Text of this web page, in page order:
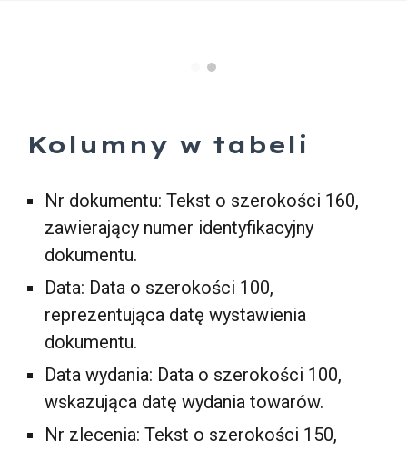
Kolumny w tabeli
Nr dokumentu: Tekst o szerokości 160,
zawierający numer identyfikacyjny
dokumentu.
Data: Data o szerokości 100,
reprezentująca datę wystawienia
dokumentu.
Data wydania: Data o szerokości 100,
wskazująca datę wydania towarów.
Nr zlecenia: Tekst o szerokości 150,